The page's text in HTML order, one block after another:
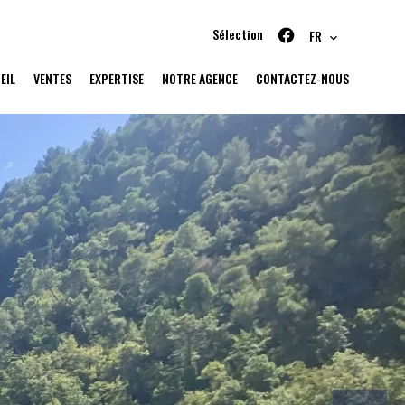
Sélection FR
VENTES EXPERTISE NOTRE AGENCE CONTACTEZ-NOUS